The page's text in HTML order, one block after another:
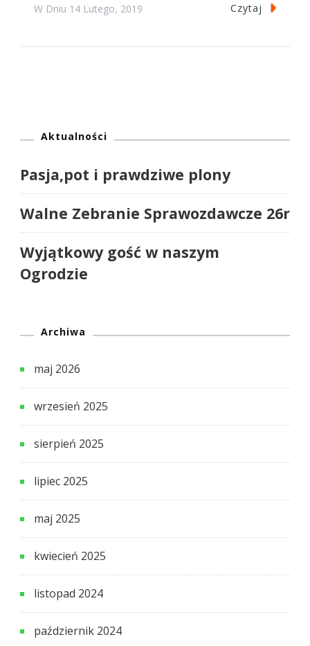
W Dniu 14 Lutego, 2019 Czytaj
Aktualności
Pasja,pot i prawdziwe plony
Walne Zebranie Sprawozdawcze 26r
Wyjątkowy gość w naszym
Ogrodzie
Archiwa
maj 2026
wrzesień 2025
sierpień 2025
lipiec 2025
maj 2025
kwiecień 2025
listopad 2024
październik 2024